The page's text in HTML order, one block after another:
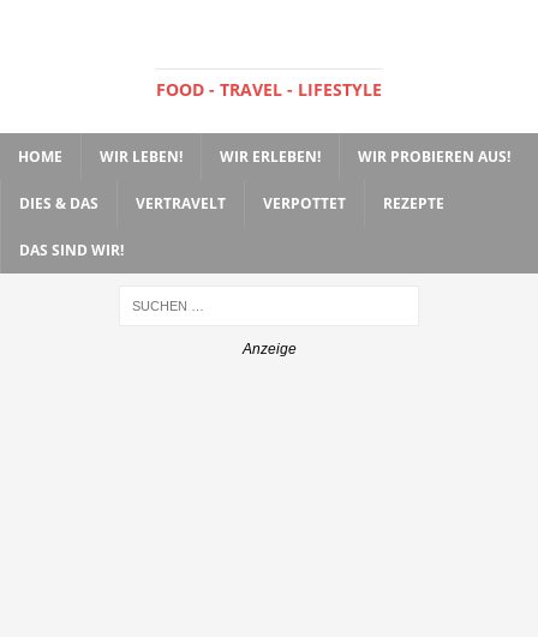
FOOD - TRAVEL - LIFESTYLE
HOME WIR LEBEN! WIR ERLEBEN! WIR PROBIEREN AUS!
DIES & DAS VERTRAVELT VERPOTTET REZEPTE
DAS SIND WIR!